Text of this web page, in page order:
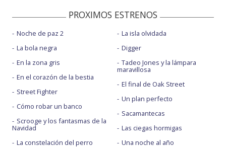
PROXIMOS ESTRENOS
Noche de paz 2
La bola negra
En la zona gris
En el corazón de la bestia
Street Fighter
Cómo robar un banco
Scrooge y los fantasmas de la
Navidad
La constelación del perro
La isla olvidada
Digger
Tadeo Jones y la lámpara
maravillosa
El final de Oak Street
Un plan perfecto
Sacamantecas
Las ciegas hormigas
Una noche al año